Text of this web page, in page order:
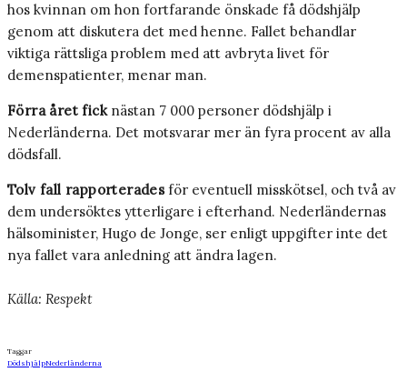
hos kvinnan om hon fortfarande önskade få dödshjälp
genom att diskutera det med henne. Fallet behandlar
viktiga rättsliga problem med att avbryta livet för
demenspatienter, menar man.
Förra året ficknästan 7 000 personer dödshjälp i
Nederländerna. Det motsvarar mer än fyra procent av alla
dödsfall.
Tolv fall rapporteradesför eventuell misskötsel, och två av
dem undersöktes ytterligare i efterhand. Nederländernas
hälsominister, Hugo de Jonge, ser enligt uppgifter inte det
nya fallet vara anledning att ändra lagen.
Källa: Respekt
Taggar
DödshjälpNederländerna